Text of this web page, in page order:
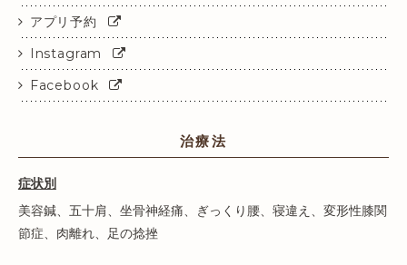
アプリ予約
Instagram
Facebook
治療法
症状別
美容鍼、 五十肩、 坐骨神経痛、 ぎっくり腰、 寝違え 、 変形性膝関
節症、 肉離れ、 足の捻挫